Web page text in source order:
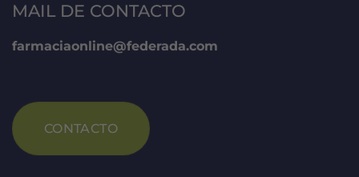
MAIL DE CONTACTO
farmaciaonline@federada.com
CONTACTO